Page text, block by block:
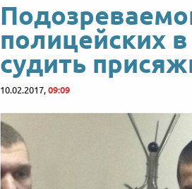
полицейских
судить
10.02.2017, 09:09